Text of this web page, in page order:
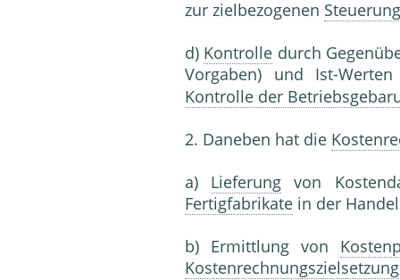
zur zielbezogenen Steuerung
d) Kontrolle durch
Vorgaben) und Ist-
Kontrolle der
2. Daneben hat die
a) Lieferung von
Fertigfabrikate in der
b) Ermittlung von
Kostenrechnungszielsetzung